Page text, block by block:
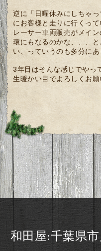
逆に「日曜休みにしちゃ
にお客様と走りに行くっ
レーサー車両販売がメイ
環にもなるのかな、、、
い、っていうのも多分に
3年目はそんな感じでやっ
生暖かい目でよろしくお
和田屋:千葉県